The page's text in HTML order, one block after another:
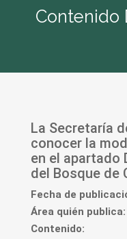
Contenido
La Secretaría
conocer la
en el apartado
del Bosque de
Fecha de
Área quién publica:
Contenido: